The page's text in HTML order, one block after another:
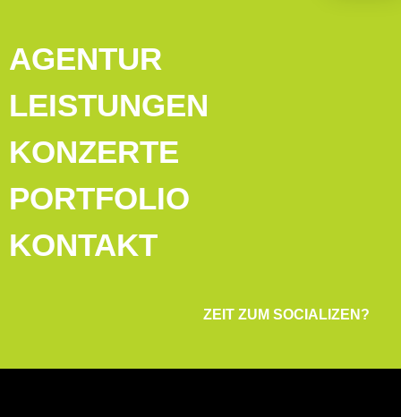
AGENTUR
LEISTUNGEN
KONZERTE
PORTFOLIO
KONTAKT
ZEIT ZUM SOCIALIZEN?